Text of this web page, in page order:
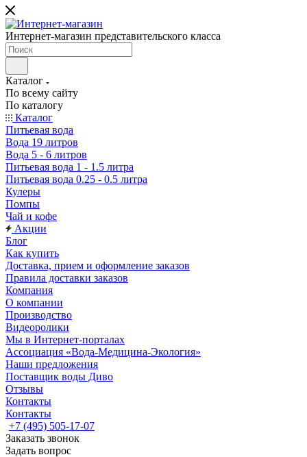
Интернет-магазин представительского класса
Каталог
По всему сайту
По каталогу
Каталог
Питьевая вода
Вода 19 литров
Вода 5 - 6 литров
Питьевая вода 1 - 1.5 литра
Питьевая вода 0.25 - 0.5 литра
Кулеры
Помпы
Чай и кофе
Акции
Блог
Как купить
Доставка, прием и оформление заказов
Правила доставки заказов
Компания
О компании
Производство
Видеоролики
Мы в Интернет-порталах
Ассоциация «Вода-Медицина-Экология»
Наши предложения
Поставщик воды Диво
Отзывы
Контакты
Контакты
+7 (495) 505-17-07
Заказать звонок
Задать вопрос